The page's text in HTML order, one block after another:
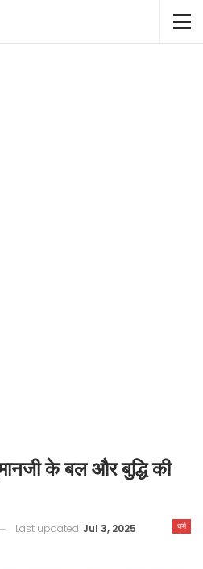
के बल और बुद्धि की
धर्म
Last updated Jul 3, 2025